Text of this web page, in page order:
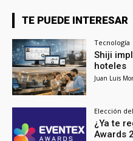
TE PUEDE INTERESAR
Tecnología
Shiji
hoteles
Juan Luis
Elección
¿Ya te
Awards